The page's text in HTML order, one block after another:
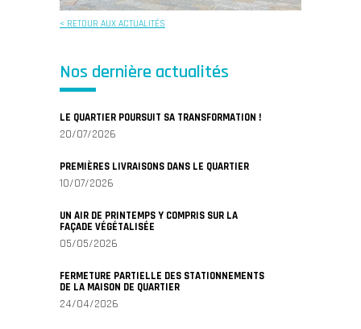
< RETOUR AUX ACTUALITÉS
Nos dernière actualités
LE QUARTIER POURSUIT SA TRANSFORMATION !
20/07/2026
PREMIÈRES LIVRAISONS DANS LE QUARTIER
10/07/2026
UN AIR DE PRINTEMPS Y COMPRIS SUR LA
FAÇADE VÉGÉTALISÉE
05/05/2026
FERMETURE PARTIELLE DES STATIONNEMENTS
DE LA MAISON DE QUARTIER
24/04/2026